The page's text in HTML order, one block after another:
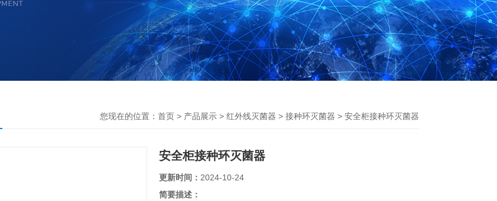
您现在的位置： 首页 > 产品展示 > 红外线灭菌器 > 接种环灭菌器 > 安全柜接种环灭菌器
安全柜接种环灭菌器
更新时间： 2024-10-24
简要描述：